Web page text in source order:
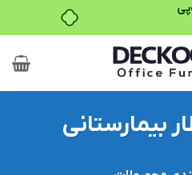
بیمارستانی